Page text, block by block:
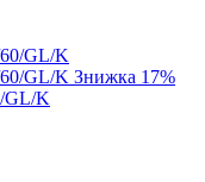
Знижка 17%
GL/K